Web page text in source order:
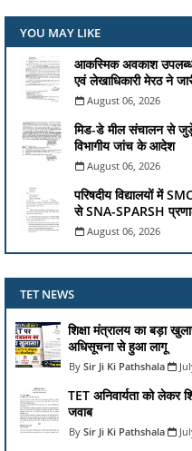
YOU MAY LIKE
आकस्मिक अवकाश उपलब्ध
एवं लेखाधिकारी मेरठ ने
August 06, 2026
मिड-डे मील संचालन से
विभागीय जांच के आदेश
August 06, 2026
परिषदीय विद्यालयों में
से SNA-SPARSH
August 06, 2026
TET NEWS
शिक्षा मंत्रालय का बड़ा
अधिसूचना से हुआ लागू
Sir Ji Ki Pathshala
TET अनिवार्यता को लेकर
जवाब
Sir Ji Ki Pathshala